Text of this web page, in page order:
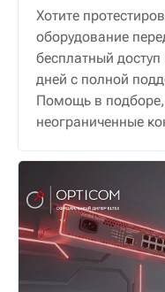
Хотите
оборудование
бесплатный
дней с полной
Помощь в подборе,
неограниченные